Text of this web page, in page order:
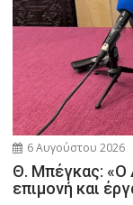
6 Αυγούστου 2026
Θ. Μπέγκας: «Ο
επιμονή και